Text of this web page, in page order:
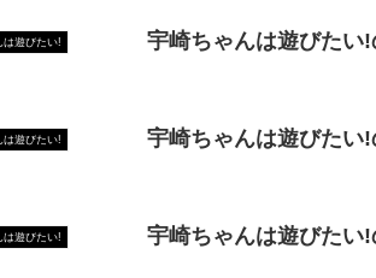
は遊びたい! 宇崎ちゃんは遊びたい
は遊びたい! 宇崎ちゃんは遊びたい
は遊びたい! 宇崎ちゃんは遊びたい